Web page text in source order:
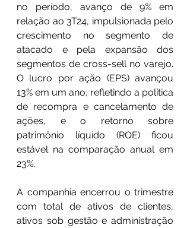
no período, avanço de 9% em
relação ao 3T24, impulsionada pelo
crescimento no segmento de
atacado e pela expansão dos
segmentos de cross-sell no varejo.
O lucro por ação (EPS) avançou
13% em um ano, refletindo a política
de recompra e cancelamento de
ações, e o retorno sobre
patrimônio líquido (ROE) ficou
estável na comparação anual em
23%.
A companhia encerrou o trimestre
com total de ativos de clientes,
ativos sob gestão e administração